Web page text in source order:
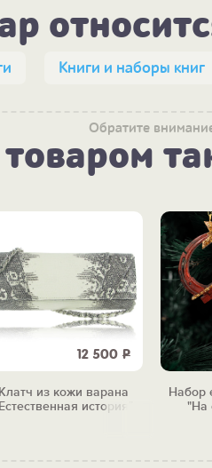
Книги и наборы книг
Обратите
12 500 Р
Клатч из кожи варана
история"
Набор
"На